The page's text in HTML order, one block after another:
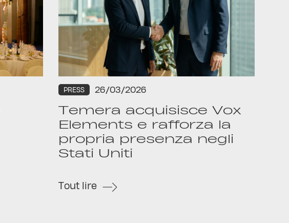
PRESS 26/03/2026
Temera acquisisce Vox
Elements e rafforza la
propria presenza negli
Stati Uniti
Tout lire